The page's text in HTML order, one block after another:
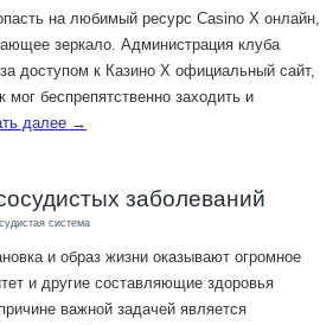
на любимый ресурс Casino X онлайн,
зеркало. Администрация клуба
доступом к Казино Х официальный сайт,
мог беспрепятственно заходить и
далее →
заболеваний
система
и образ жизни оказывают огромное
и другие составляющие здоровья
важной задачей является